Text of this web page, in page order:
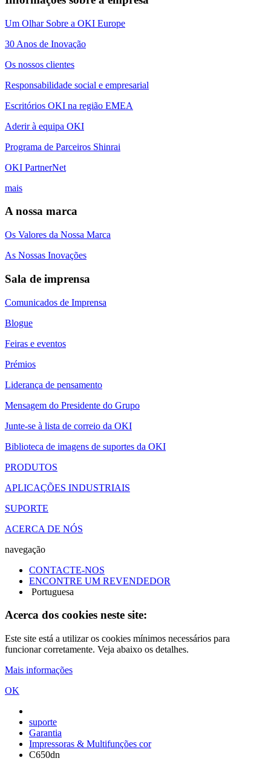
Um Olhar Sobre a OKI Europe
30 Anos de Inovação
Os nossos clientes
Responsabilidade social e empresarial
Escritórios OKI na região EMEA
Aderir à equipa OKI
Programa de Parceiros Shinrai
OKI PartnerNet
mais
A nossa marca
Os Valores da Nossa Marca
As Nossas Inovações
Sala de imprensa
Comunicados de Imprensa
Blogue
Feiras e eventos
Prémios
Liderança de pensamento
Mensagem do Presidente do Grupo
Junte-se à lista de correio da OKI
Biblioteca de imagens de suportes da OKI
PRODUTOS
APLICAÇÕES INDUSTRIAIS
SUPORTE
ACERCA DE NÓS
navegação
CONTACTE-NOS
ENCONTRE UM REVENDEDOR
Portuguesa
Acerca dos cookies neste site:
Este site está a utilizar os cookies mínimos necessários para
funcionar corretamente. Veja abaixo os detalhes.
Mais informações
OK
suporte
Garantia
Impressoras & Multifunções cor
C650dn